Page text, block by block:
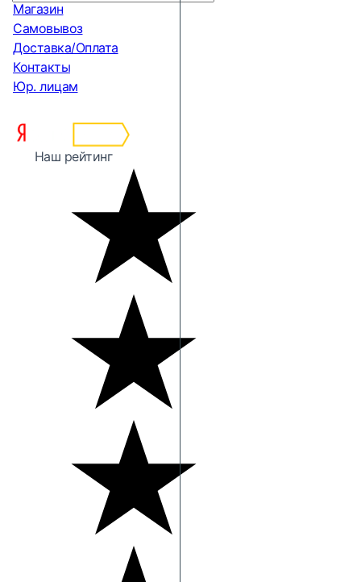
Магазин
Самовывоз
Доставка/Оплата
Контакты
Юр. лицам
Наш рейтинг